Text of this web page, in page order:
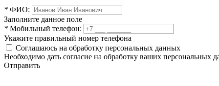
* ФИО:
Заполните данное поле
* Мобильный телефон:
Укажите правильный номер телефона
Соглашаюсь на обработку персональных данных
Необходимо дать согласие на обработку ваших персональных
Отправить